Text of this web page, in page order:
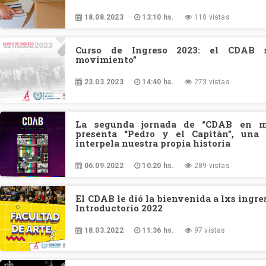
18.08.2023 13:10 hs. 110 vistas
Curso de Ingreso 2023: el CDAB
movimiento”
23.03.2023 14:40 hs. 273 vistas
La segunda jornada de “CDAB en
presenta “Pedro y el Capitán”,
interpela nuestra propia historia
06.09.2022 10:20 hs. 289 vistas
El CDAB le dió la bienvenida a lxs
Introductorio 2022
18.03.2022 11:36 hs. 97 vistas